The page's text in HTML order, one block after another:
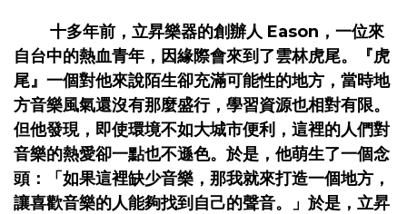
十多年前，立昇樂器的創辦人 Eason ，一位來
自台中的熱血青年，因緣際會來到了雲林虎尾。『虎
尾』一個對他來說陌生卻充滿可能性的地方，當時地
方音樂風氣還沒有那麼盛行，學習資源也相對有限。
但他發現，即使環境不如大城市便利，這裡的人們對
音樂的熱愛卻一點也不遜色。於是，他萌生了一個念
頭：「如果這裡缺少音樂，那我就來打造一個地方，
讓喜歡音樂的人能夠找到自己的聲音。」 於是，立昇